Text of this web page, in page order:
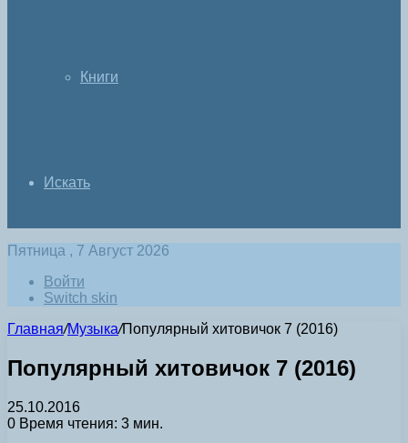
Книги
Искать
Пятница , 7 Август 2026
Войти
Switch skin
Главная/Музыка/Популярный хитовичок 7 (2016)
Популярный хитовичок 7 (2016)
25.10.2016
0 Время чтения: 3 мин.